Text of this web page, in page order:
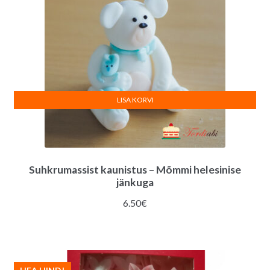
Suhkrumassist kaunistus – Mõmmi helesinise
jänkuga
6.50€
LISA KORVI